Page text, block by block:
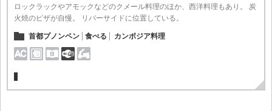
ロックラックやアモックなどのクメール料理のほか、西洋料理もあり。 炭
火焼のピザが自慢。 リバーサイドに位置している。
首都プノンペン 食べる カンボジア料理